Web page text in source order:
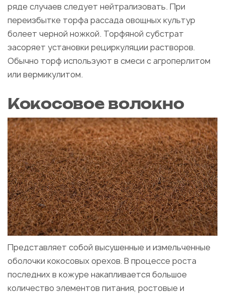
ряде случаев следует нейтрализовать. При
переизбытке торфа рассада овощных культур
болеет черной ножкой. Торфяной субстрат
засоряет установки рециркуляции растворов.
Обычно торф используют в смеси с агроперлитом
или вермикулитом.
Кокосовое волокно
Представляет собой высушенные и измельченные
оболочки кокосовых орехов. В процессе роста
последних в кожуре накапливается большое
количество элементов питания, ростовые и